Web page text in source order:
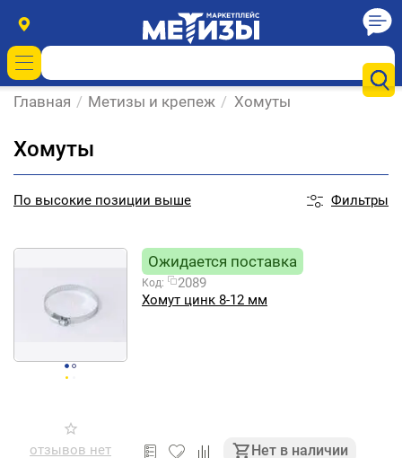
Главная / Метизы и крепеж / Хомуты
Хомуты
По высокие позиции выше Фильтры
отзывов нет
Ожидается поставка
Код:
2089
Хомут цинк 8-12 мм
Нет в наличии